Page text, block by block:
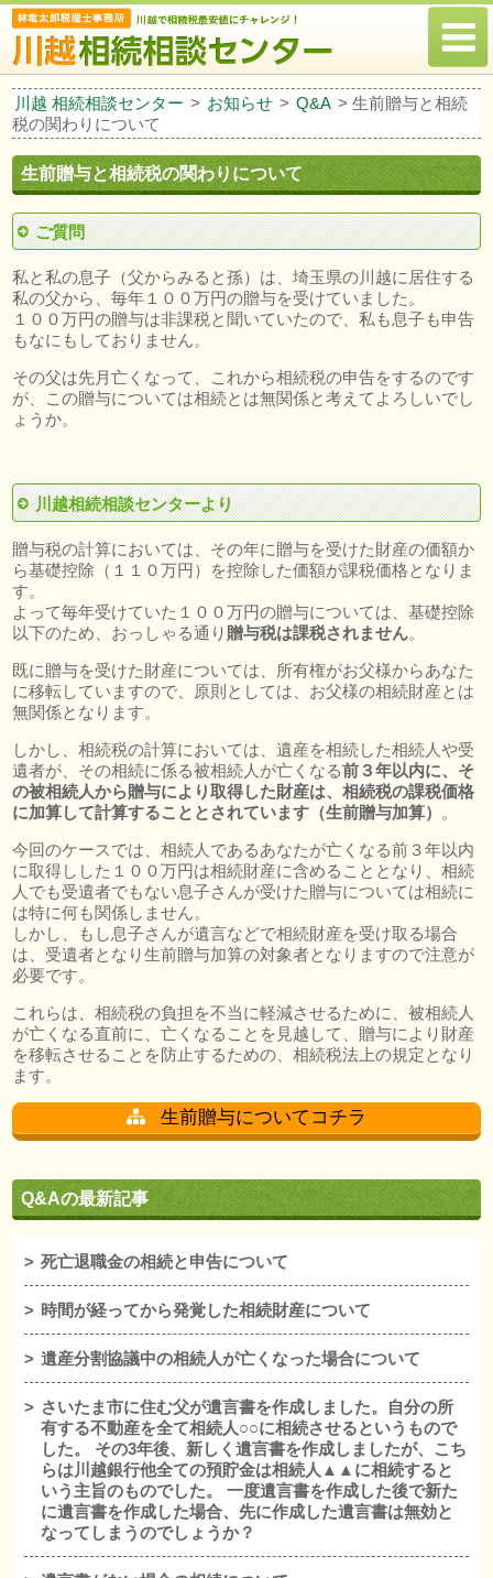
川越 相続相談センター > お知らせ > Q&A >生前贈与と相続
税の関わりについて
生前贈与と相続税の関わりについて
ご質問
私と私の息子（父からみると孫）は、埼玉県の川越に居住する
私の父から、毎年１００万円の贈与を受けていました。
１００万円の贈与は非課税と聞いていたので、私も息子も申告
もなにもしておりません。
その父は先月亡くなって、これから相続税の申告をするのです
が、この贈与については相続とは無関係と考えてよろしいでし
ょうか。
川越相続相談センターより
贈与税の計算においては、その年に贈与を受けた財産の価額か
ら基礎控除（１１０万円）を控除した価額が課税価格となりま
す。
よって毎年受けていた１００万円の贈与については、基礎控除
以下のため、おっしゃる通り 贈与税は課税されません。
既に贈与を受けた財産については、所有権がお父様からあなた
に移転していますので、原則としては、お父様の相続財産とは
無関係となります。
しかし、相続税の計算においては、遺産を相続した相続人や受
遺者が、その相続に係る被相続人が亡くなる前３年以内に、そ
の被相続人から贈与により取得した財産は、相続税の課税価格
に加算して計算することとされています（生前贈与加算）
。
今回のケースでは、相続人であるあなたが亡くなる前３年以内
に取得しした１００万円は相続財産に含めることとなり、相続
人でも受遺者でもない息子さんが受けた贈与については相続に
は特に何も関係しません。
しかし、もし息子さんが遺言などで相続財産を受け取る場合
は、受遺者となり生前贈与加算の対象者となりますので注意が
必要です。
これらは、相続税の負担を不当に軽減させるために、被相続人
が亡くなる直前に、亡くなることを見越して、贈与により財産
を移転させることを防止するための、相続税法上の規定となり
ます。
生前贈与についてコチラ
Q&Aの最新記事
死亡退職金の相続と申告について
時間が経ってから発覚した相続財産について
遺産分割協議中の相続人が亡くなった場合について
さいたま市に住む父が遺言書を作成しました。自分の所
有する不動産を全て相続人○○に相続させるというもので
した。 その3年後、新しく遺言書を作成しましたが、こち
らは川越銀行他全ての預貯金は相続人▲▲に相続すると
いう主旨のものでした。 一度遺言書を作成した後で新た
に遺言書を作成した場合、先に作成した遺言書は無効と
なってしまうのでしょうか？